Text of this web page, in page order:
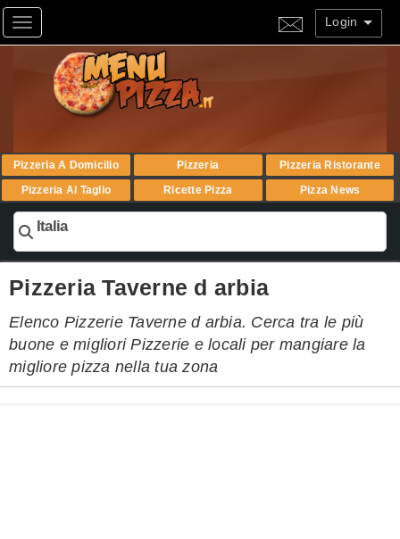
Toggle navigation Login
Pizzeria A Domicilio Pizzeria
Pizzeria Ristorante
Pizzeria Al Taglio
Ricette Pizza Pizza News
Italia
Pizzeria Taverne d arbia
Elenco Pizzerie Taverne d arbia. Cerca tra le più
buone e migliori Pizzerie e locali per mangiare la
migliore pizza nella tua zona